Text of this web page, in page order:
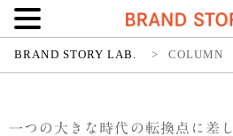
BRAND STORY LAB. > COLUMN
一つの大きな時代の転換点に差